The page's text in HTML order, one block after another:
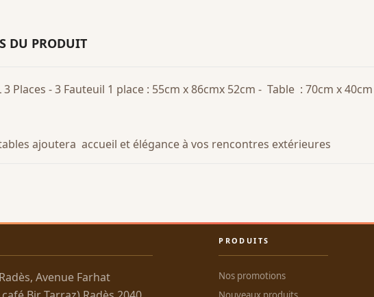
DU PRODUIT
3 Places - 3 Fauteuil 1 place : 55cm x 86cmx 52cm - Table : 70cm x 40cm
ajoutera accueil et élégance à vos rencontres extérieures
Avenue Farhat
PRODUITS
Nos promotions